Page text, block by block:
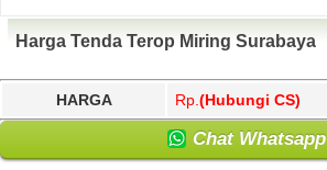
Harga Tenda Terop Miring Surabaya
HARGA Rp. (Hubungi CS)
Chat Whatsapp